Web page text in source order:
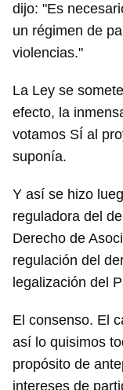
dijo: "Es
un régimen de
violencias."
La Ley se
efecto, la
votamos SÍ al
suponía.
Y así se hizo
reguladora del
Derecho de
regulación del
legalización del
El consenso. El
así lo quisimos
propósito de
intereses de